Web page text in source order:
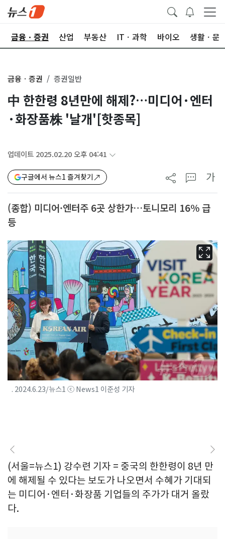
금융ㆍ증권 산업 부동산 ITㆍ과학 바이오 생활ㆍ문
금융ㆍ증권 증권일반
中 한한령 8년만에 해제?…미디어·엔터
·화장품株 '날개'[핫종목]
업데이트 2025.02.20 오후 04:41
구글에서 뉴스1 즐겨찾기 가
(종합) 미디어·엔터주 6곳 상한가…토니모리 16% 급
등
. 2024.6.23/뉴스1 ⓒ News1 이준성 기자
(서울=뉴스1) 강수련 기자 = 중국의 한한령이 8년 만
에 해제될 수 있다는 보도가 나오면서 수혜가 기대되
는 미디어·엔터·화장품 기업들의 주가가 대거 올랐
다.